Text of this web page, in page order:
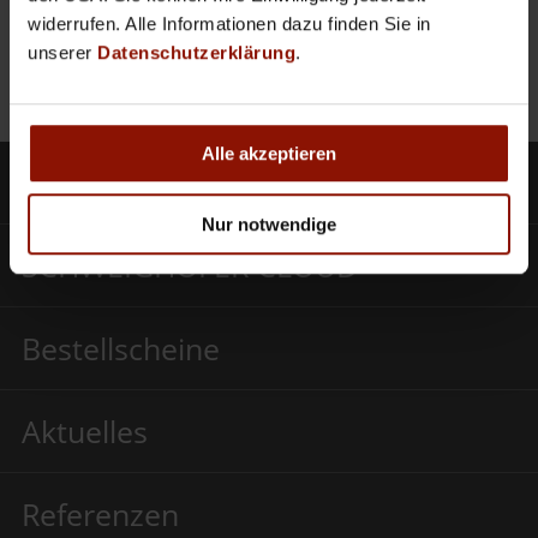
widerrufen. Alle Informationen dazu finden Sie in
unserer Datenschutzerklärung.
Alle akzeptieren
Nur notwendige
www.bachmayr.at
Produkte
SCHWEIGHOFER CLOUD
Bestellscheine
Aktuelles
Referenzen